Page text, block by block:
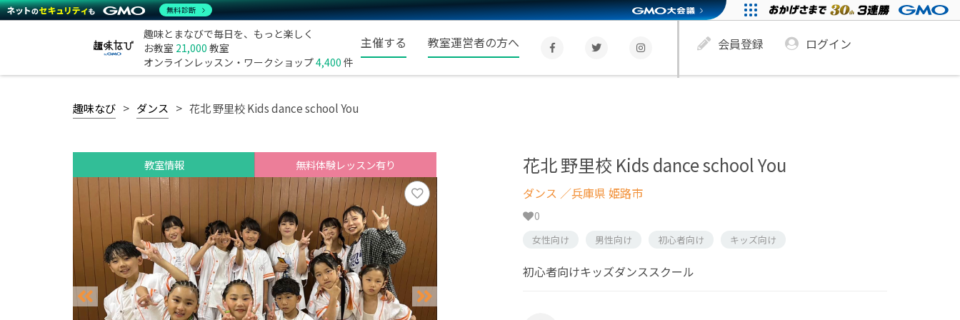
趣味とまなびで毎日を、もっと楽しく
お教室 21,000 教室
オンラインレッスン・ワークショップ4,400 件
主催する 教室運営者の方へ 会員登録 ログイン
趣味なび ダンス 花北 野里校 Kids dance school You
教室情報 無料体験レッスン有り 花北 野里校 Kids dance school You
ダンス ／兵庫県 姫路市
0
女性向け 男性向け 初心者向け キッズ向け
初心者向けキッズダンススクール
無料診断